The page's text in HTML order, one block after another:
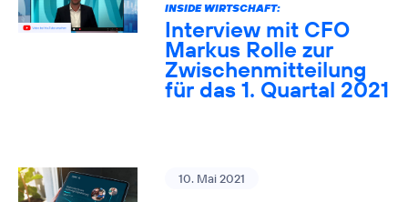
INSIDE WIRTSCHAFT:
Interview mit CFO
Markus Rolle zur
Zwischenmitteilung
für das 1. Quartal 2021
10. Mai 2021